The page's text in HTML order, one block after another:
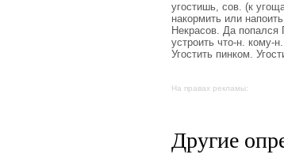
угостишь, сов. (к
накормить или
Некрасов. Да попался
устроить что-н. кому-
Угостить пинком.
На правах рекламы:
Другие